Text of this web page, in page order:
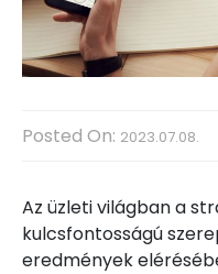
Posted On: 2023.07.08.
Az üzleti világban a
kulcsfontosságú
eredmények